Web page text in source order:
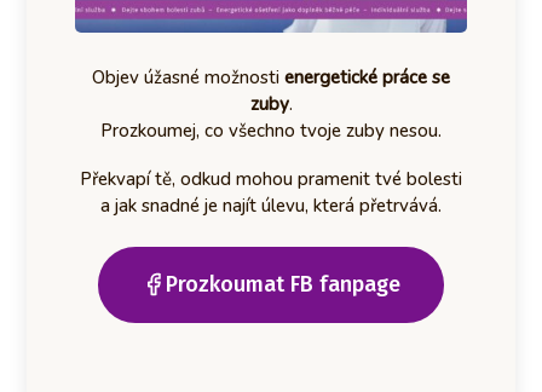
Objev úžasné možnosti energetické práce se
zuby.
Prozkoumej, co všechno tvoje zuby nesou.
Překvapí tě, odkud mohou pramenit tvé bolesti
a jak snadné je najít úlevu, která přetrvává.
Prozkoumat FB fanpage